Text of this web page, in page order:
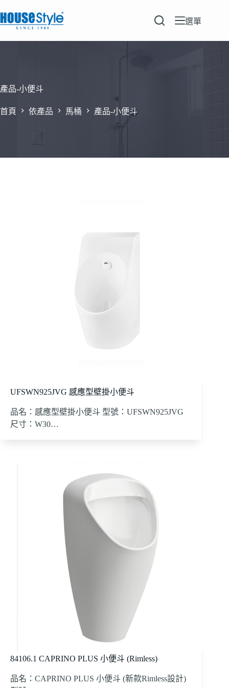
至
要
選單
產品-小便斗
首頁 依產品 馬桶 產品-小便斗
UFSWN925JVG 感應型壁掛小便斗
品名：感應型壁掛小便斗 型號：UFSWN925JVG
尺寸：W30…
84106.1 CAPRINO PLUS 小便斗 (Rimless)
品名：CAPRINO PLUS 小便斗 (新款Rimless設計)